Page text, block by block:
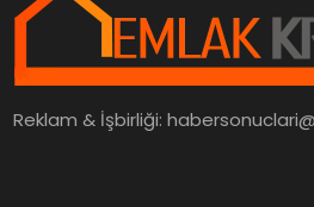
Reklam & İşbirliği: